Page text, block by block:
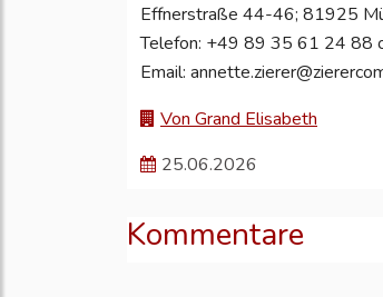
Effnerstraße 44-46; 81925
Telefon: +49 89 35 61 24
Email:
Von Grand Elisabeth
25.06.2026
Kommentare